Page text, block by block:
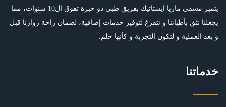
يتميز مشفى ماريا ايستاتيك بفريق طبي ذو خبرة تفوق ال10 سنوات، مما
يجعلنا نثق بأطبائنا و نتفرغ لتوفير خدمات إضافية، لضمان راحة زوارنا قبل
و بعد العملية و لتكون التجربة و كأنها حلم.
خدماتنا